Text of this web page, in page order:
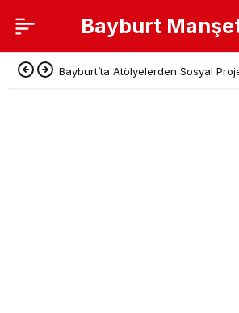
Bayburt
Bayburt’ta Atölyelerden Sosyal